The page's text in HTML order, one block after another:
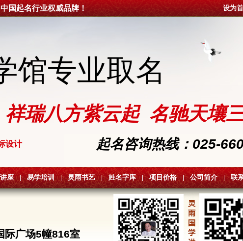
国起名行业权威品牌！ 设为
馆专业取名
祥瑞八方紫云起 名驰天壤
设计 起名咨询热线：025-
座 | 易学培训 | 灵雨书艺 | 姓名字库 | 项目价格 公司简介 联
际广场5幢816室